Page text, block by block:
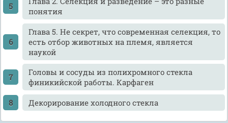
понятия
Глава 5. Не секрет, что современная селекция, то
есть отбор животных на племя, является
наукой
Головы и сосуды из полихромного стекла
финикийской работы. Карфаген
Декорирование холодного стекла